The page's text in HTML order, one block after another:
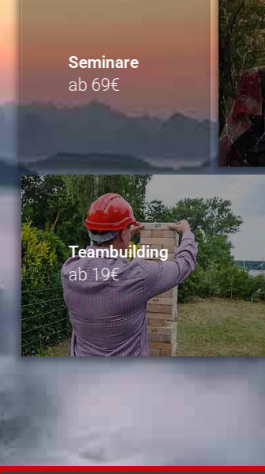
Seminare
ab 69€
Teambuilding
ab 19€